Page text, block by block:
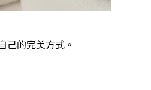
己的完美方式。